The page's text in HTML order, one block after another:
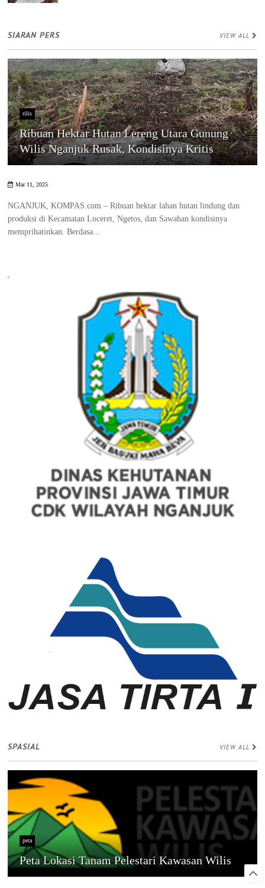
SIARAN PERS VIEW ALL
rilis
Ribuan Hektar Hutan Lereng Utara Gunung
Wilis Nganjuk Rusak, Kondisinya Kritis
Mar 11, 2025
NGANJUK, KOMPAS.com – Ribuan hektar lahan hutan lindung dan
produksi di Kecamatan Loceret, Ngetos, dan Sawahan kondisinya
memprihatinkan. Berdasa...
SPASIAL VIEW ALL
peta
Peta Lokasi Tanam Pelestari Kawasan Wilis